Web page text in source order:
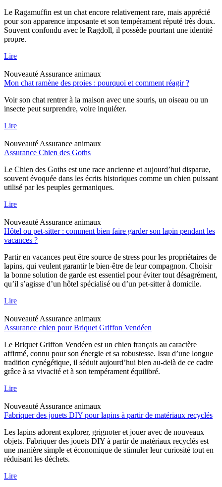
Le Ragamuffin est un chat encore relativement rare, mais apprécié
pour son apparence imposante et son tempérament réputé très doux.
Souvent confondu avec le Ragdoll, il possède pourtant une identité
propre.
Lire
Nouveauté Assurance animaux
Mon chat ramène des proies : pourquoi et comment réagir ?
Voir son chat rentrer à la maison avec une souris, un oiseau ou un
insecte peut surprendre, voire inquiéter.
Lire
Nouveauté Assurance animaux
Assurance Chien des Goths
Le Chien des Goths est une race ancienne et aujourd’hui disparue,
souvent évoquée dans les écrits historiques comme un chien puissant
utilisé par les peuples germaniques.
Lire
Nouveauté Assurance animaux
Hôtel ou pet-sitter : comment bien faire garder son lapin pendant les
vacances ?
Partir en vacances peut être source de stress pour les propriétaires de
lapins, qui veulent garantir le bien-être de leur compagnon. Choisir
la bonne solution de garde est essentiel pour éviter tout désagrément,
qu’il s’agisse d’un hôtel spécialisé ou d’un pet-sitter à domicile.
Lire
Nouveauté Assurance animaux
Assurance chien pour Briquet Griffon Vendéen
Le Briquet Griffon Vendéen est un chien français au caractère
affirmé, connu pour son énergie et sa robustesse. Issu d’une longue
tradition cynégétique, il séduit aujourd’hui bien au-delà de ce cadre
grâce à sa vivacité et à son tempérament équilibré.
Lire
Nouveauté Assurance animaux
Fabriquer des jouets DIY pour lapins à partir de matériaux recyclés
Les lapins adorent explorer, grignoter et jouer avec de nouveaux
objets. Fabriquer des jouets DIY à partir de matériaux recyclés est
une manière simple et économique de stimuler leur curiosité tout en
réduisant les déchets.
Lire